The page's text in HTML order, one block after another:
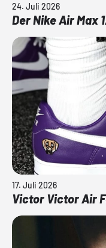
24. Juli 2026
Der Nike Air Max
17. Juli 2026
Victor Victor Air